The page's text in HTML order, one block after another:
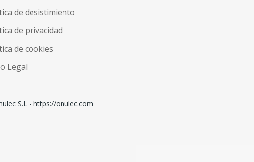
de desistimiento
de privacidad
de cookies
Legal